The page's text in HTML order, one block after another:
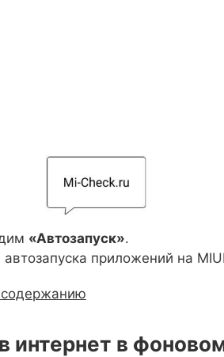
«Автозапуск».
содержанию
интернет в